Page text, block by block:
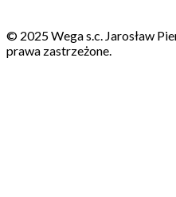
© 2025 Wega s.c. Jarosław
prawa zastrzeżone.